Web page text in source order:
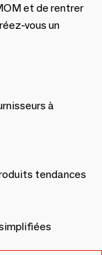
et de rentrer
vous un
à
tendances